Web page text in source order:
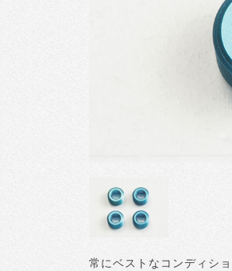
常にベストなコンディシ